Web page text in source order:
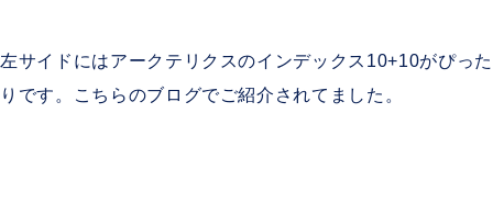
左サイドにはアークテリクスのインデックス10+10がぴった
りです。こちらのブログでご紹介されてました。